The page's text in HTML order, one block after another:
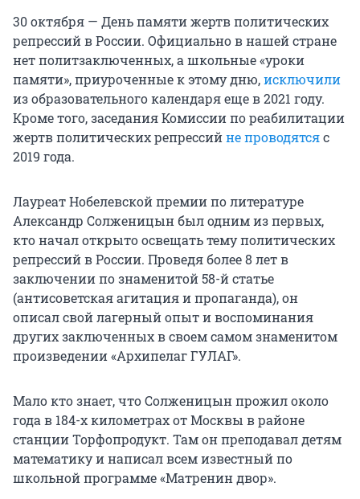
30 октября — День памяти жертв политических
репрессий в России. Официально в нашей стране
нет политзаключенных, а школьные «уроки
памяти», приуроченные к этому дню,исключили
из образовательного календаря еще в 2021 году.
Кроме того, заседания Комиссии по реабилитации
жертв политических репрессийне проводятсяс
2019 года.
Лауреат Нобелевской премии по литературе
Александр Солженицын был одним из первых,
кто начал открыто освещать тему политических
репрессий в России. Проведя более 8 лет в
заключении по знаменитой 58-й статье
(антисоветская агитация и пропаганда), он
описал свой лагерный опыт и воспоминания
других заключенных в своем самом знаменитом
произведении «Архипелаг ГУЛАГ».
Мало кто знает, что Солженицын прожил около
года в 184-х километрах от Москвы в районе
станции Торфопродукт. Там он преподавал детям
математику и написал всем известный по
школьной программе «Матренин двор».